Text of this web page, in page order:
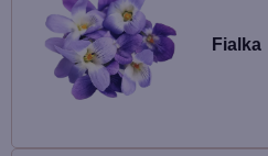
Fialka